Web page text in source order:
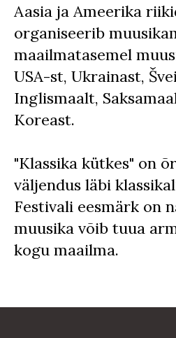
Aasia ja Ameerika
organiseerib
maailmatasemel
USA-st, Ukrainast,
Inglismaalt,
Koreast.
"Klassika kütkes" on
väljendus läbi
Festivali eesmärk on
muusika võib tuua
kogu maailma.